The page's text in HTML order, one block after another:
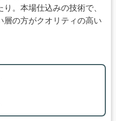
。本場仕込みの技術で、
層の方がクオリティの高い